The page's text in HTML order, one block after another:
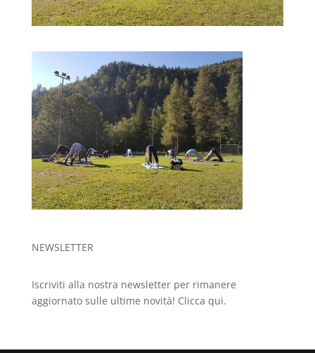
NEWSLETTER
Iscriviti alla nostra newsletter per rimanere
aggiornato sulle ultime novità! Clicca qui.